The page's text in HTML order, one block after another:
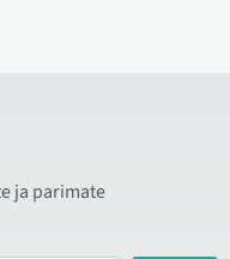
ja parimate